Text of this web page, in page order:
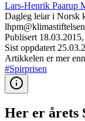
Lars-Henrik Paarup
Dagleg leiar i Norsk
Publisert
Sist oppdatert
Artikkelen er mer
#Spirprisen
Her er årets